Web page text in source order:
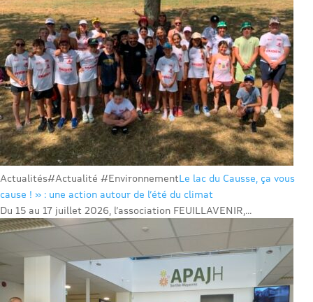
Actualités#Actualité #EnvironnementLe lac du Causse, ça vous
cause ! » : une action autour de l’été du climat
Du 15 au 17 juillet 2026, l’association FEUILLAVENIR,...